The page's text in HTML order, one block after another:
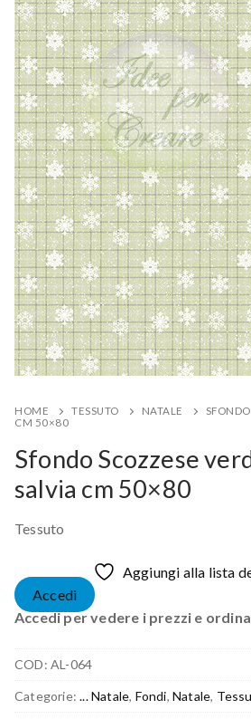
HOME TESSUTO NATALE
CM 50×80
Sfondo Scozzese
salvia cm 50×80
Tessuto
Aggiungi alla lista
Accedi
Accedi per vedere i prezzi e
COD: AL-064
Categorie:... Natale, Fondi,Natale,